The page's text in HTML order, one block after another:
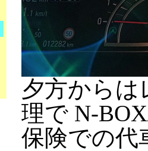
夕方から
理で N-
保険での代